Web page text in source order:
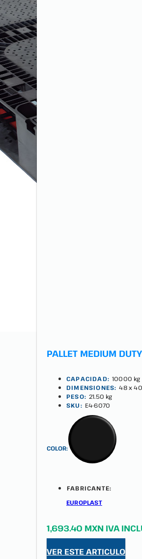
PALLET MEDIUM
CAPACIDAD: 10000 kg
DIMENSIONES: 48 x
PESO: 21.50 kg
SKU: E4-6070
COLOR:
FABRICANTE:
EUROPLAST
1,693.40 MXN IVA
VER ESTE ARTICULO